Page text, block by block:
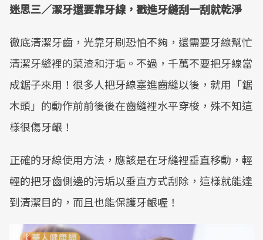
迷思三／潔牙還要靠牙線，戳進牙縫刮一刮就乾淨
徹底清潔牙齒，光靠牙刷恐怕不夠，還需要牙線幫忙
清潔牙縫裡的菜渣和汙垢。不過，千萬不要把牙線當
成鋸子來用！很多人把牙線塞進齒縫以後，就用「鋸
木頭」的動作前前後後在齒縫裡水平穿梭，殊不知這
樣很傷牙齦！
正確的牙線使用方法，應該是在牙縫裡垂直移動，輕
輕的把牙齒側邊的污垢以垂直方式刮除，這樣就能達
到清潔目的，而且也能保護牙齦喔！